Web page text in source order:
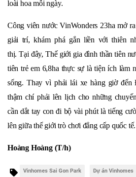
loài hoa mỗi ngày.
Công viên nước VinWonders 23ha mở
giải trí, khám phá gắn liền với thiên
thị. Tại đây, Thế giới gia đình thần tiên
tiên trẻ em 6,8ha thực sự là tiện ích làm
sống. Thay vì phải lái xe hàng giờ đến
thậm chí phải lên lịch cho những
cần dắt tay con đi bộ vài phút là tiếng
lên giữa thế giới trò chơi đẳng cấp quốc tế.
Hoàng Hoàng (T/h)
Vinhomes Sai Gon Park Dự án Vinhomes